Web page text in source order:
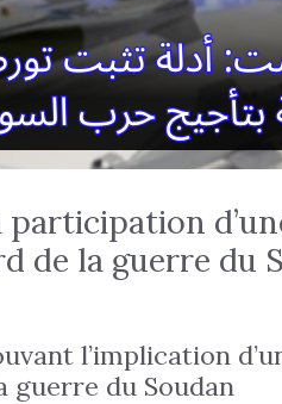
de la guerre du
l’implication
guerre du Soudan